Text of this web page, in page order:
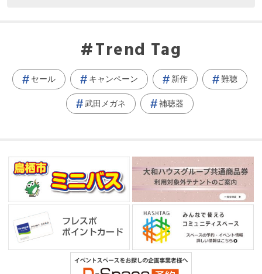
Trend Tag
セール キャンペーン 新作 難聴
武田メガネ 補聴器